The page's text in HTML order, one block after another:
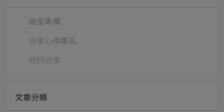
貓皇專欄
分享心得專區
好評分享
文章分類